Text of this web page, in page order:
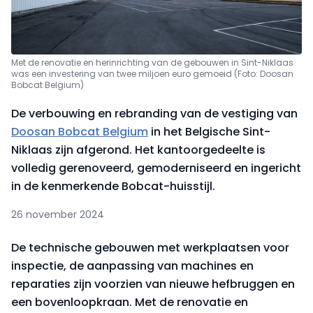
Met de renovatie en herinrichting van de gebouwen in Sint-Niklaas
was een investering van twee miljoen euro gemoeid (Foto: Doosan
Bobcat Belgium)
De verbouwing en rebranding van de vestiging van
Doosan Bobcat Belgium in het Belgische Sint-
Niklaas zijn afgerond. Het kantoorgedeelte is
volledig gerenoveerd, gemoderniseerd en ingericht
in de kenmerkende Bobcat-huisstijl.
26 november 2024
De technische gebouwen met werkplaatsen voor
inspectie, de aanpassing van machines en
reparaties zijn voorzien van nieuwe hefbruggen en
een bovenloopkraan. Met de renovatie en